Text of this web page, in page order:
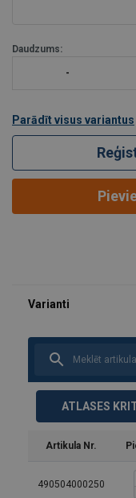
Daudzums:
Parādīt visus variantus
ATLASES
Artikula Nr.
490504000250